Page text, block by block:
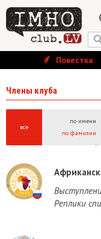
Повестка
Члены клуба
все
по имени
по фамилии
Ё
Реплики